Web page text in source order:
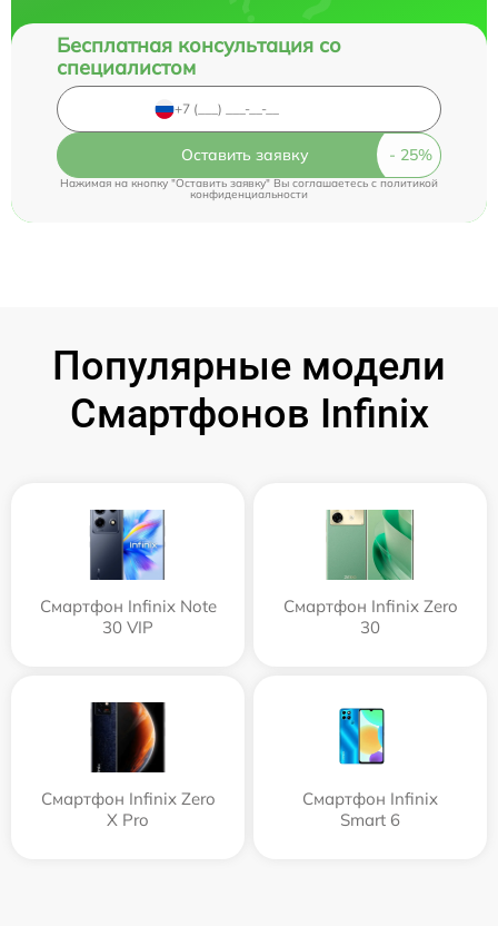
Бесплатная консультация со
специалистом
Оставить заявку
Нажимая на кнопку "Оставить заявку" Вы соглашаетесь cполитикой
конфиденциальности
Популярные модели
Смартфонов Infinix
Смартфон Infinix Note
30 VIP
Смартфон Infinix Zero
30
Смартфон Infinix Zero
X Pro
Смартфон Infinix
Smart 6